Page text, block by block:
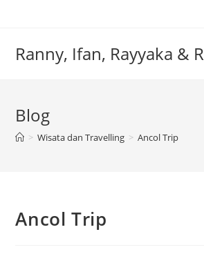
Ranny, Ifan, Rayyaka &
Blog
> Wisata dan Travelling > Ancol Trip
Ancol Trip